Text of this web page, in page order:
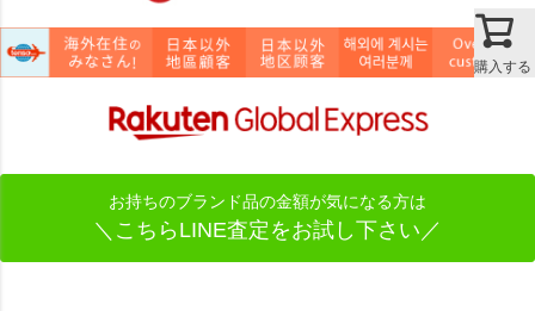
購入する
お持ちのブランド品の金額が気になる方は
＼こちらLINE査定をお試し下さい／